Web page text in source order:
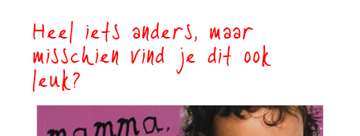
Heel iets anders, maar
misschien vind je dit ook
leuk?